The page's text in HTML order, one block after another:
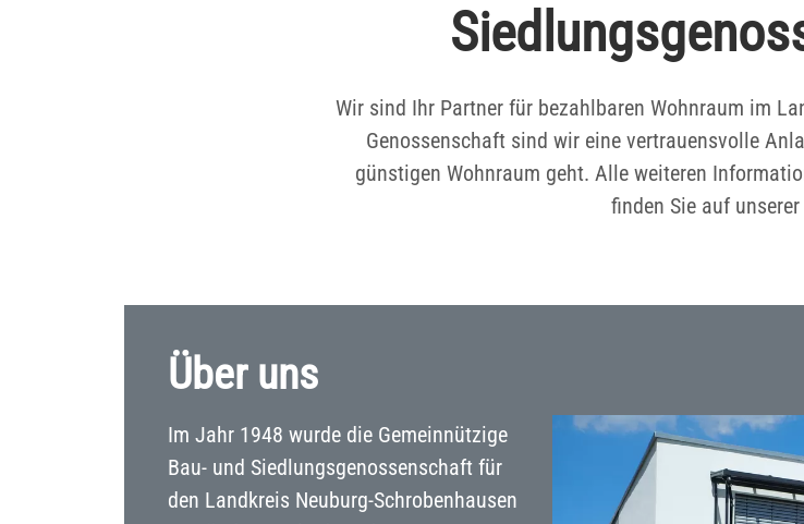
Wir sind Ihr Partner für bezahlbaren Wohnraum im
Genossenschaft sind wir eine vertrauensvolle
günstigen Wohnraum geht. Alle weiteren
finden Sie auf unserer
Über uns
Im Jahr 1948 wurde die Gemeinnützige
Bau- und Siedlungsgenossenschaft für
den Landkreis Neuburg-Schrobenhausen